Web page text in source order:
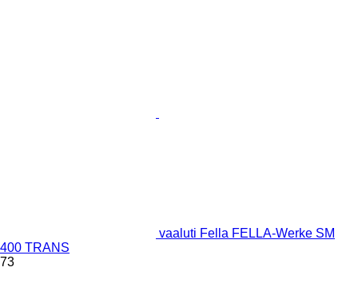
vaaluti Fella FELLA-Werke SM
400 TRANS
73